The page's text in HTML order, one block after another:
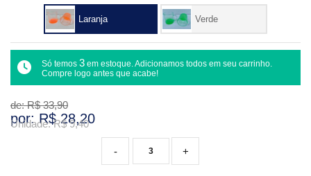
Laranja Verde
Só temos 3 em estoque. Adicionamos todos em seu carrinho.
Compre logo antes que acabe!
de: R$33,90
por: R$28,20
Unidade: R$9,40
+
-